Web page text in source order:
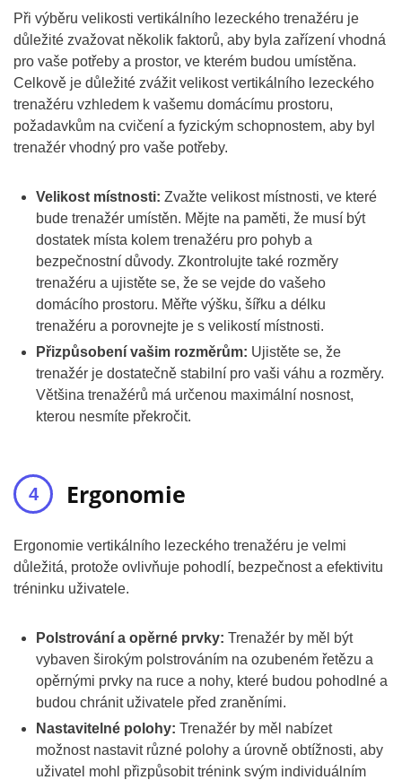
Při výběru velikosti vertikálního lezeckého trenažéru je
důležité zvažovat několik faktorů, aby byla zařízení vhodná
pro vaše potřeby a prostor, ve kterém budou umístěna.
Celkově je důležité zvážit velikost vertikálního lezeckého
trenažéru vzhledem k vašemu domácímu prostoru,
požadavkům na cvičení a fyzickým schopnostem, aby byl
trenažér vhodný pro vaše potřeby.
Velikost místnosti: Zvažte velikost místnosti, ve které
bude trenažér umístěn. Mějte na paměti, že musí být
dostatek místa kolem trenažéru pro pohyb a
bezpečnostní důvody. Zkontrolujte také rozměry
trenažéru a ujistěte se, že se vejde do vašeho
domácího prostoru. Měřte výšku, šířku a délku
trenažéru a porovnejte je s velikostí místnosti.
Přizpůsobení vašim rozměrům: Ujistěte se, že
trenažér je dostatečně stabilní pro vaši váhu a rozměry.
Většina trenažérů má určenou maximální nosnost,
kterou nesmíte překročit.
Ergonomie
Ergonomie vertikálního lezeckého trenažéru je velmi
důležitá, protože ovlivňuje pohodlí, bezpečnost a efektivitu
tréninku uživatele.
Polstrování a opěrné prvky: Trenažér by měl být
vybaven širokým polstrováním na ozubeném řetězu a
opěrnými prvky na ruce a nohy, které budou pohodlné a
budou chránit uživatele před zraněními.
Nastavitelné polohy: Trenažér by měl nabízet
možnost nastavit různé polohy a úrovně obtížnosti, aby
uživatel mohl přizpůsobit trénink svým individuálním